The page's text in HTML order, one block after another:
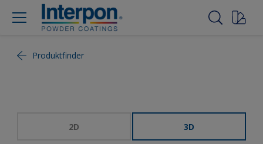
Produktfinder
2D 3D